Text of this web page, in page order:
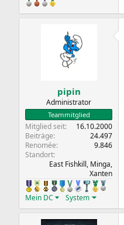
pipin
Administrator
Teammitglied
Mitglied seit
16.10.2000
Beiträge
24.497
Renomée
9.846
Standort
East Fishkill, Minga,
Xanten
Mein DC System